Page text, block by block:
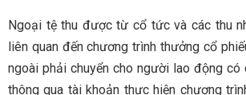
Ngoại tệ thu được từ cổ tức và các thu
liên quan đến chương trình thưởng cổ
ngoài phải chuyển cho người lao động có
thông qua tài khoản thực hiện chương